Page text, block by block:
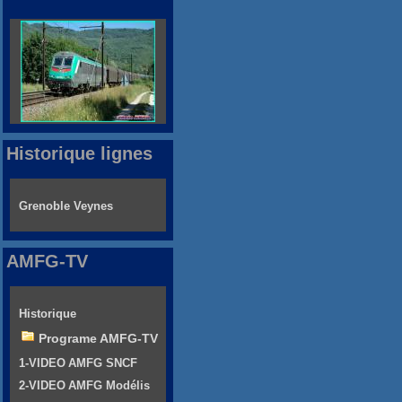
Historique lignes
Grenoble Veynes
AMFG-TV
Historique
Programe AMFG-TV
1-VIDEO AMFG SNCF
2-VIDEO AMFG Modélis